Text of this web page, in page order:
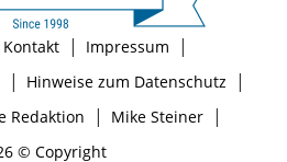
Kontakt | Impressum |
| Hinweise zum Datenschutz |
Redaktion | Mike Steiner|
© Copyright